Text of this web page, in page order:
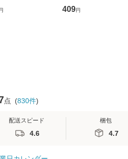
コード [CD]
ル便送料無料】
の正しい理解と克服法
(SB新書 572) / 岡田尊
409円
点 (830件)
配送スピード
4.6
梱包
4.7